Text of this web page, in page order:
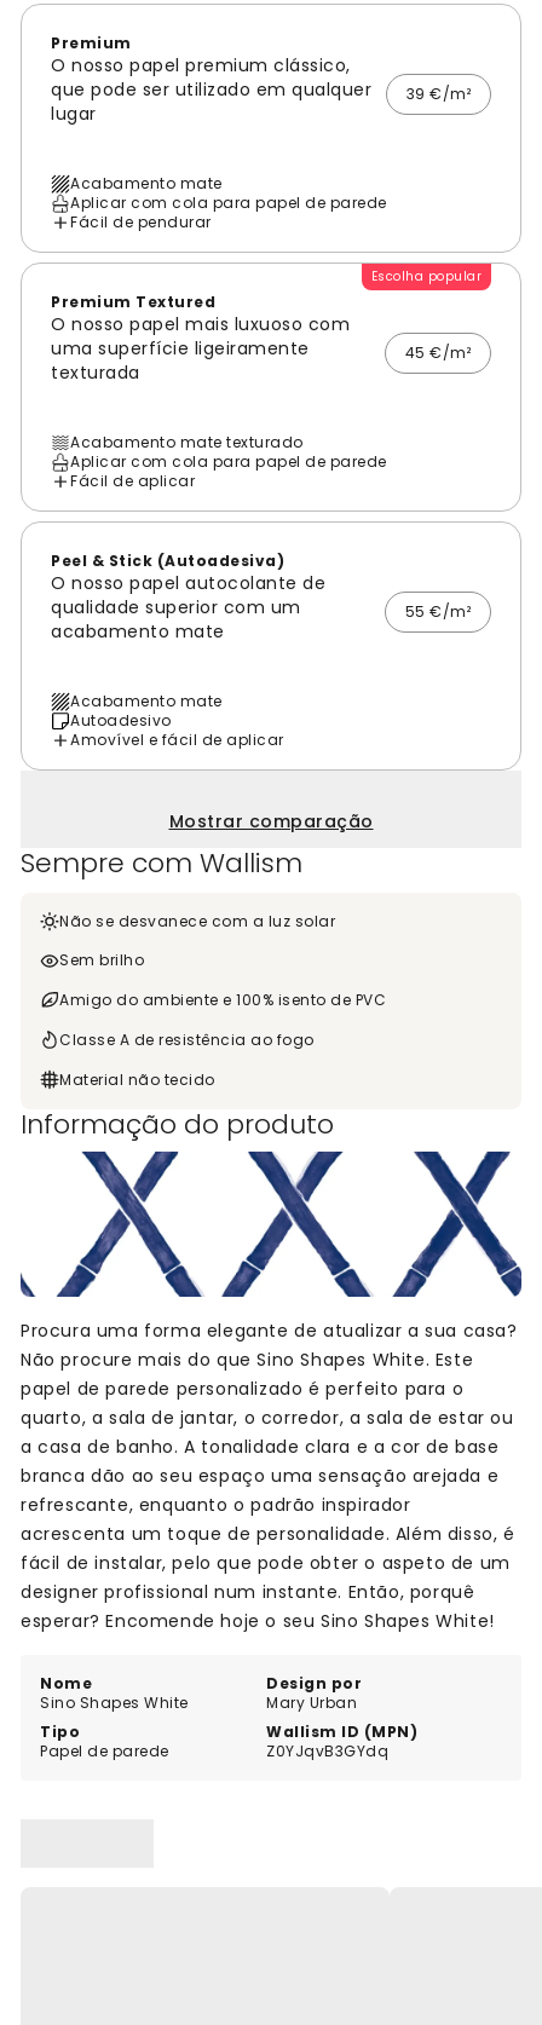
Premium
O nosso papel premium clássico,
que pode ser utilizado em qualquer
lugar
39 €/m²
Acabamento mate
Aplicar com cola para papel de parede
Fácil de pendurar
Escolha popular
Premium Textured
O nosso papel mais luxuoso com
uma superfície ligeiramente
texturada
45 €/m²
Acabamento mate texturado
Aplicar com cola para papel de parede
Fácil de aplicar
Peel & Stick (Autoadesiva)
O nosso papel autocolante de
qualidade superior com um
acabamento mate
55 €/m²
Acabamento mate
Autoadesivo
Amovível e fácil de aplicar
Mostrar comparação
Sempre com Wallism
Não se desvanece com a luz solar
Sem brilho
Amigo do ambiente e 100% isento de PVC
Classe A de resistência ao fogo
Material não tecido
Informação do produto
Nome
Sino Shapes White
Design por
Mary Urban
Tipo
Papel de parede
Wallism ID (MPN)
Z0YJqvB3GYdq
Procura uma forma elegante de atualizar a sua casa?
Não procure mais do que Sino Shapes White. Este
papel de parede personalizado é perfeito para o
quarto, a sala de jantar, o corredor, a sala de estar ou
a casa de banho. A tonalidade clara e a cor de base
branca dão ao seu espaço uma sensação arejada e
refrescante, enquanto o padrão inspirador
acrescenta um toque de personalidade. Além disso, é
fácil de instalar, pelo que pode obter o aspeto de um
designer profissional num instante. Então, porquê
esperar? Encomende hoje o seu Sino Shapes White!